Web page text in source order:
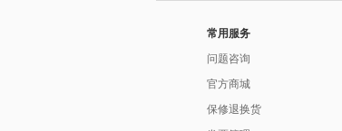
常用服务
问题咨询
官方商城
保修退换货